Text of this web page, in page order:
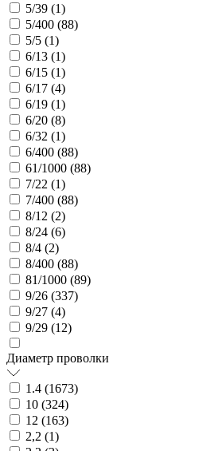
5/39 (1)
5/400 (88)
5/5 (1)
6/13 (1)
6/15 (1)
6/17 (4)
6/19 (1)
6/20 (8)
6/32 (1)
6/400 (88)
61/1000 (88)
7/22 (1)
7/400 (88)
8/12 (2)
8/24 (6)
8/4 (2)
8/400 (88)
81/1000 (89)
9/26 (337)
9/27 (4)
9/29 (12)
Диаметр проволки
1.4 (1673)
10 (324)
12 (163)
2,2 (1)